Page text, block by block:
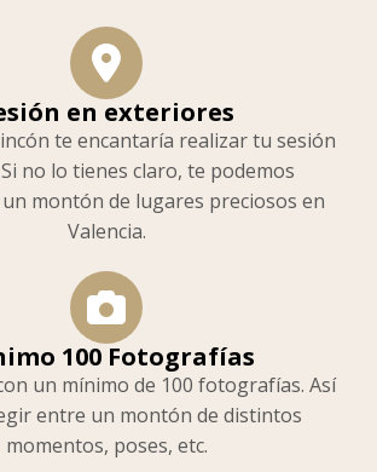
en exteriores
te encantaría realizar tu sesión
no lo tienes claro, te podemos
montón de lugares preciosos en
Valencia.
100 Fotografías
un mínimo de 100 fotografías. Así
entre un montón de distintos
momentos, poses, etc.